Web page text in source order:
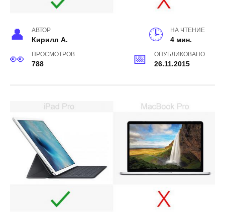
АВТОР
Кирилл А.
НА ЧТЕНИЕ
4 мин.
ПРОСМОТРОВ
788
ОПУБЛИКОВАНО
26.11.2015